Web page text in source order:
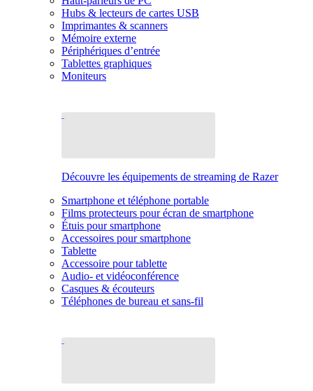
Hubs & lecteurs de cartes USB
Imprimantes & scanners
Mémoire externe
Périphériques d’entrée
Tablettes graphiques
Moniteurs
Découvre les équipements de streaming de Razer
Smartphone et téléphone portable
Films protecteurs pour écran de smartphone
Étuis pour smartphone
Accessoires pour smartphone
Tablette
Accessoire pour tablette
Audio- et vidéoconférence
Casques & écouteurs
Téléphones de bureau et sans-fil